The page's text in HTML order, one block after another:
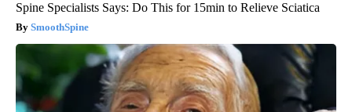
Spine Specialists Says: Do This for 15min to Relieve Sciatica
SmoothSpine